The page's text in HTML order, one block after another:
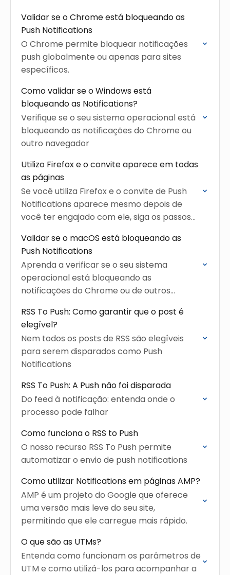
Validar se o Chrome está bloqueando as
Push Notifications
O Chrome permite bloquear notificações
push globalmente ou apenas para sites
específicos.
Como validar se o Windows está
bloqueando as Notifications?
Verifique se o seu sistema operacional está
bloqueando as notificações do Chrome ou
outro navegador
Utilizo Firefox e o convite aparece em todas
as páginas
Se você utiliza Firefox e o convite de Push
Notifications aparece mesmo depois de
você ter engajado com ele, siga os passos
Validar se o macOS está bloqueando as
Push Notifications
Aprenda a verificar se o seu sistema
operacional está bloqueando as
notificações do Chrome ou de outros
RSS To Push: Como garantir que o post é
elegível?
Nem todos os posts de RSS são elegíveis
para serem disparados como Push
Notifications
RSS To Push: A Push não foi disparada
Do feed à notificação: entenda onde o
processo pode falhar
Como funciona o RSS to Push
O nosso recurso RSS To Push permite
automatizar o envio de push notifications
Como utilizar Notifications em páginas AMP?
AMP é um projeto do Google que oferece
uma versão mais leve do seu site,
permitindo que ele carregue mais rápido.
O que são as UTMs?
Entenda como funcionam os parâmetros de
UTM e como utilizá-los para acompanhar a